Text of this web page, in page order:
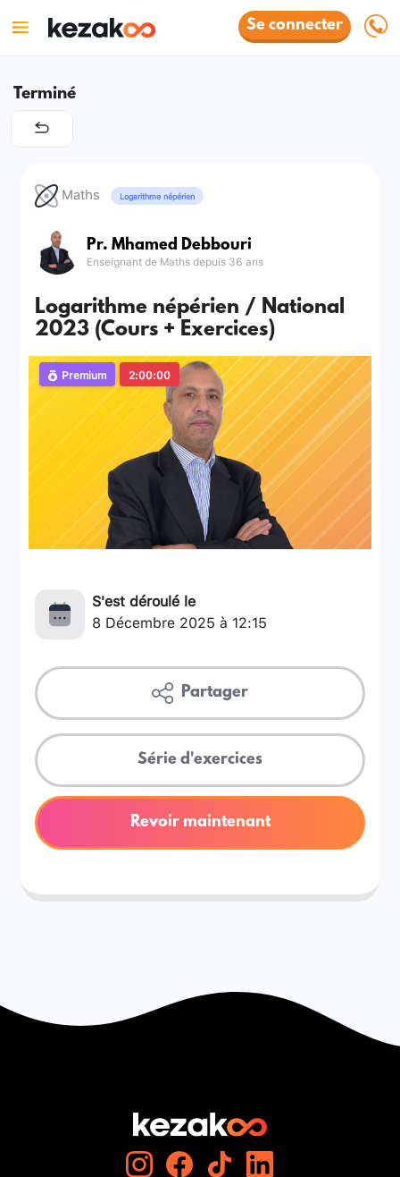
Se connecter
Terminé
Maths Logarithme népérien
Pr. Mhamed Debbouri
Enseignant de Maths depuis 36 ans
Logarithme népérien / National
2023 (Cours + Exercices)
Premium 2:00:00
S'est déroulé le
8 Décembre 2025 à 12:15
Partager
Série d'exercices
Revoir maintenant